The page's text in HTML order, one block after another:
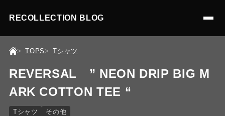
RECOLLECTION BLOG
TOPS Tシャツ
REVERSAL ” NEON DRIP BIG M
ARK COTTON TEE “
Tシャツ その他